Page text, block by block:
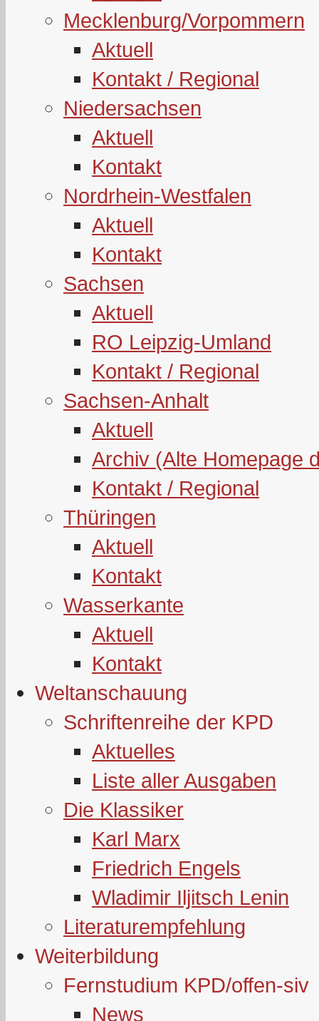
Mecklenburg/Vorpommern
Aktuell
Kontakt / Regional
Niedersachsen
Aktuell
Kontakt
Nordrhein-Westfalen
Aktuell
Kontakt
Sachsen
Aktuell
RO Leipzig-Umland
Kontakt / Regional
Sachsen-Anhalt
Aktuell
Archiv (Alte Homepage
Kontakt / Regional
Thüringen
Aktuell
Kontakt
Wasserkante
Aktuell
Kontakt
Weltanschauung
Schriftenreihe der KPD
Aktuelles
Liste aller Ausgaben
Die Klassiker
Karl Marx
Friedrich Engels
Wladimir Iljitsch Lenin
Literaturempfehlung
Weiterbildung
Fernstudium KPD/offen-siv
News